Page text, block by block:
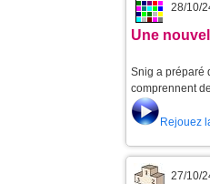
28/10/
Une
Snig a préparé
comprennent
Rejouez
27/10/